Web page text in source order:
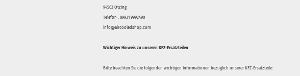
94563 Otzing
Telefon : 09931 9992490
info@aircooledshop.com
Wichtiger Hinweis zu unseren KFZ-Ersatzteilen
Bitte beachten Sie die folgenden wichtigen Informationen bezüglich unserer KFZ-Ersatzteile: